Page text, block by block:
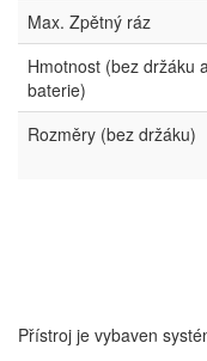
Max. Zpětný ráz
Hmotnost (bez držáku a
baterie)
Rozměry (bez držáku)
Přístroj je vybaven